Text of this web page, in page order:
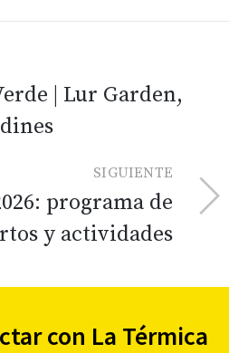
| Lur Garden,
SIGUIENTE
programa de
y actividades
con La Térmica